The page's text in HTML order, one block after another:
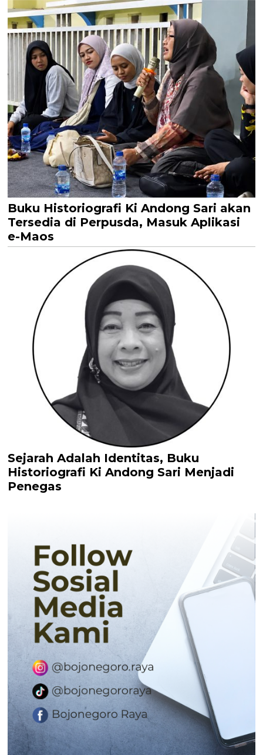
Buku Historiografi Ki Andong Sari akan
Tersedia di Perpusda, Masuk Aplikasi
e-Maos
Sejarah Adalah Identitas, Buku
Historiografi Ki Andong Sari Menjadi
Penegas